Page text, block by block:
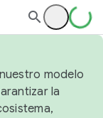
modelo
la